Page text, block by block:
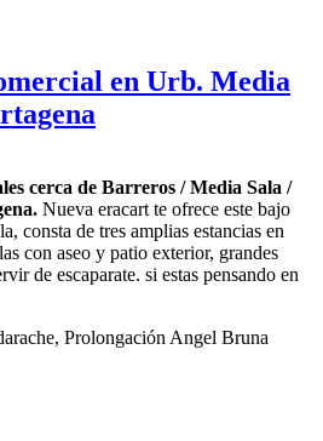
en Urb. Media
cerca de Barreros / Media Sala /
Nueva eracart te ofrece este bajo
consta de tres amplias estancias en
con aseo y patio exterior, grandes
de escaparate. si estas pensando en